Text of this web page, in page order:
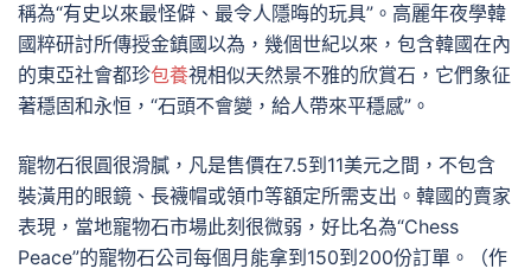
稱為“有史以來最怪僻、最令人隱晦的玩具”。高麗年夜學韓
國粹研討所傳授金鎮國以為，幾個世紀以來，包含韓國在內
的東亞社會都珍包養視相似天然景不雅的欣賞石，它們象征
著穩固和永恒，“石頭不會變，給人帶來平穩感”。
寵物石很圓很滑膩，凡是售價在7.5到11美元之間，不包含
裝潢用的眼鏡、長襪帽或領巾等額定所需支出。韓國的賣家
表現，當地寵物石市場此刻很微弱，好比名為“Chess
Peace”的寵物石公司每個月能拿到150到200份訂單。（作